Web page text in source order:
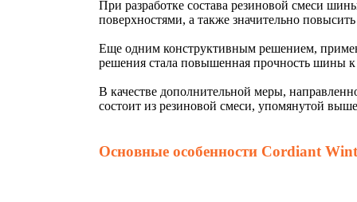
При разработке состава резиновой смеси
поверхностями, а также значительно
Еще одним конструктивным решением,
решения стала повышенная прочность шины к
В качестве дополнительной меры,
состоит из резиновой смеси, упомянутой
Основные особенности Cordiant